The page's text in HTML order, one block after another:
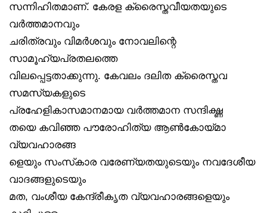
സന്നിഹിതമാണ്. കേരള ക്രൈസ്തവീയതയുടെ
വർത്തമാനവും
ചരിത്രവും വിമർശവും നോവലിന്റെ
സാമൂഹ്യപ്രതലത്തെ
വിലപ്പെട്ടതാക്കുന്നു. കേവലം ദലിത ക്രൈസ്തവ
സമസ്യകളുടെ
പ്രഹേളികാസമാനമായ വർത്തമാന സന്ദിഗ്ദ്ധ
തയെ കവിഞ്ഞ പൗരോഹിത്യ ആൺകോയ്മാ
വ്യവഹാരങ്ങ
ളെയും സംസ്‌കാര വരേണ്യതയുടെയും നവദേശീയ
വാദങ്ങളുടെയും
മത, വംശീയ കേന്ദ്രീകൃത വ്യവഹാരങ്ങളെയും